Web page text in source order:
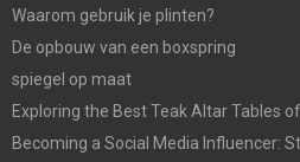
Waarom gebruik je plinten?
De opbouw van een boxspring
spiegel op maat
Exploring the Best Teak Altar Tables
Becoming a Social Media Influencer: